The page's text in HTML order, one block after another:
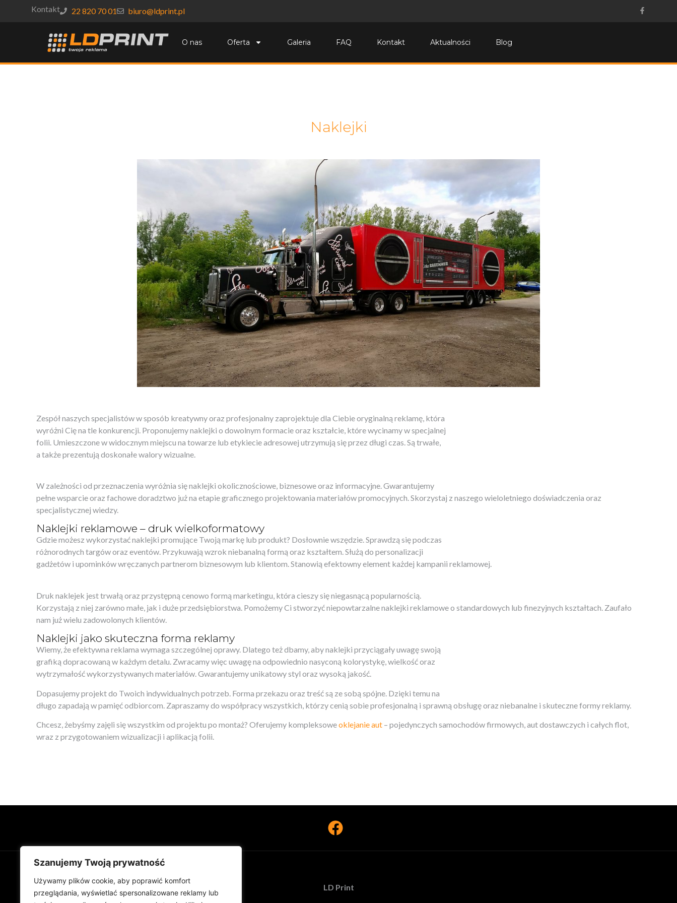
Szanujemy Twoją prywatność
Używamy plików cookie, aby poprawić komfort
przeglądania, wyświetlać spersonalizowane reklamy lub
Kontakt 22 820 70 01 biuro@ldprint.pl
O nas Oferta Galeria FAQ Kontakt Aktualności Blog
Naklejki
Zespół naszych specjalistów w sposób kreatywny oraz profesjonalny zaprojektuje dla Ciebie oryginalną reklamę, która
wyróżni Cię na tle konkurencji. Proponujemy naklejki o dowolnym formacie oraz kształcie, które wycinamy w specjalnej
folii. Umieszczone w widocznym miejscu na towarze lub etykiecie adresowej utrzymują się przez długi czas. Są trwałe,
a także prezentują doskonałe walory wizualne.
W zależności od przeznaczenia wyróżnia się naklejki okolicznościowe, biznesowe oraz informacyjne. Gwarantujemy
pełne wsparcie oraz fachowe doradztwo już na etapie graficznego projektowania materiałów promocyjnych. Skorzystaj z naszego wieloletniego doświadczenia oraz
specjalistycznej wiedzy.
Naklejki reklamowe – druk wielkoformatowy
Gdzie możesz wykorzystać naklejki promujące Twoją markę lub produkt? Dosłownie wszędzie. Sprawdzą się podczas
różnorodnych targów oraz eventów. Przykuwają wzrok niebanalną formą oraz kształtem. Służą do personalizacji
gadżetów i upominków wręczanych partnerom biznesowym lub klientom. Stanowią efektowny element każdej kampanii reklamowej.
Druk naklejek jest trwałą oraz przystępną cenowo formą marketingu, która cieszy się niegasnącą popularnością.
Korzystają z niej zarówno małe, jak i duże przedsiębiorstwa. Pomożemy Ci stworzyć niepowtarzalne naklejki reklamowe o standardowych lub finezyjnych kształtach. Zaufało
nam już wielu zadowolonych klientów.
Naklejki jako skuteczna forma reklamy
Wiemy, że efektywna reklama wymaga szczególnej oprawy. Dlatego też dbamy, aby naklejki przyciągały uwagę swoją
grafiką dopracowaną w każdym detalu. Zwracamy więc uwagę na odpowiednio nasyconą kolorystykę, wielkość oraz
wytrzymałość wykorzystywanych materiałów. Gwarantujemy unikatowy styl oraz wysoką jakość.
Dopasujemy projekt do Twoich indywidualnych potrzeb. Forma przekazu oraz treść są ze sobą spójne. Dzięki temu na
długo zapadają w pamięć odbiorcom. Zapraszamy do współpracy wszystkich, którzy cenią sobie profesjonalną i sprawną obsługę oraz niebanalne i skuteczne formy reklamy.
Chcesz, żebyśmy zajęli się wszystkim od projektu po montaż? Oferujemy kompleksoweoklejanie aut – pojedynczych samochodów firmowych, aut dostawczych i całych flot,
wraz z przygotowaniem wizualizacji i aplikacją folii.
LD Print